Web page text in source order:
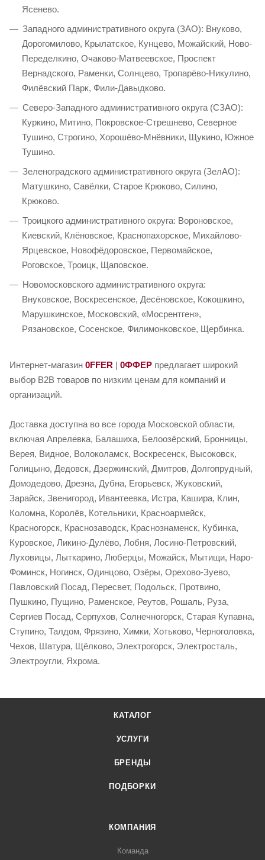
Ясенево.
Западного административного округа (ЗАО): Внуково,
Дорогомилово, Крылатское, Кунцево, Можайский, Ново-
Переделкино, Очаково-Матвеевское, Проспект
Вернадского, Раменки, Солнцево, Тропарёво-Никулино,
Филёвский Парк, Фили-Давыдково.
Северо-Западного административного округа (СЗАО):
Куркино, Митино, Покровское-Стрешнево, Северное
Тушино, Строгино, Хорошёво-Мнёвники, Щукино, Южное
Тушино.
Зеленоградского административного округа (ЗелАО):
Матушкино, Савёлки, Старое Крюково, Силино,
Крюково.
Троицкого административного округа: Вороновское,
Киевский, Клёновское, Краснопахорское, Михайлово-
Ярцевское, Новофёдоровское, Первомайское,
Роговское, Троицк, Щаповское.
Новомосковского административного округа:
Внуковское, Воскресенское, Десёновское, Кокошкино,
Марушкинское, Московский, «Мосрентген»,
Рязановское, Сосенское, Филимонковское, Щербинка.
Интернет-магазин 0FFER | 0ФФЕР предлагает широкий
выбор B2B товаров по низким ценам для компаний и
организаций.
Доставка доступна во все города Московской области,
включая Апрелевка, Балашиха, Белоозёрский, Бронницы,
Верея, Видное, Волоколамск, Воскресенск, Высоковск,
Голицыно, Дедовск, Дзержинский, Дмитров, Долгопрудный,
Домодедово, Дрезна, Дубна, Егорьевск, Жуковский,
Зарайск, Звенигород, Ивантеевка, Истра, Кашира, Клин,
Коломна, Королёв, Котельники, Красноармейск,
Красногорск, Краснозаводск, Краснознаменск, Кубинка,
Куровское, Ликино-Дулёво, Лобня, Лосино-Петровский,
Луховицы, Лыткарино, Люберцы, Можайск, Мытищи, Наро-
Фоминск, Ногинск, Одинцово, Озёры, Орехово-Зуево,
Павловский Посад, Пересвет, Подольск, Протвино,
Пушкино, Пущино, Раменское, Реутов, Рошаль, Руза,
Сергиев Посад, Серпухов, Солнечногорск, Старая Купавна,
Ступино, Талдом, Фрязино, Химки, Хотьково, Черноголовка,
Чехов, Шатура, Щёлково, Электрогорск, Электросталь,
Электроугли, Яхрома.
КАТАЛОГ
УСЛУГИ
БРЕНДЫ
ПОДБОРКИ
КОМПАНИЯ
Команда